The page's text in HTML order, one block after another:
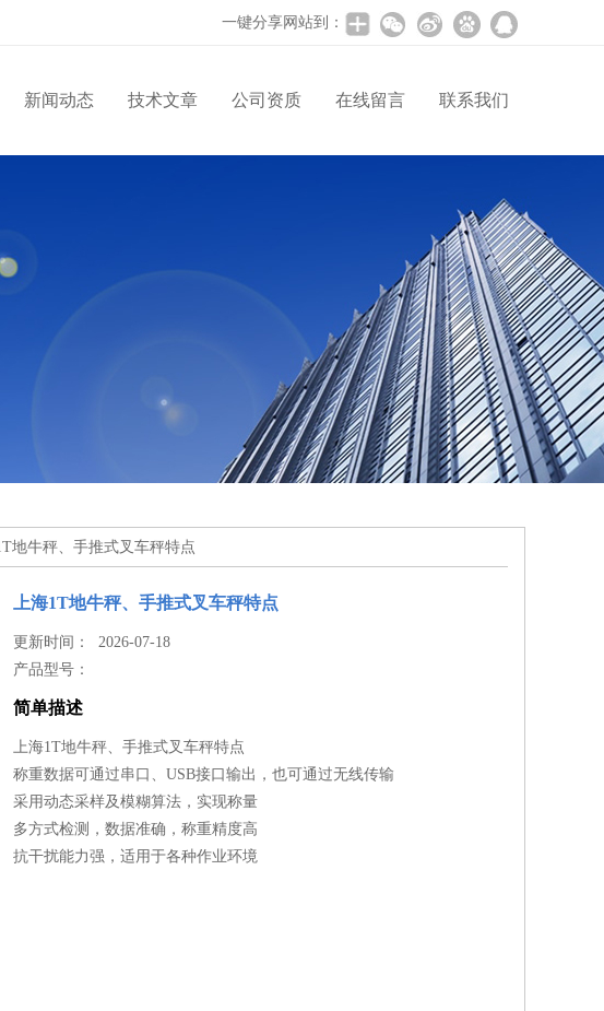
一键分享网站到：
新闻动态 技术文章 公司资质 在线留言 联系我们
地牛秤、手推式叉车秤特点
上海1T地牛秤、手推式叉车秤特点
更新时间： 2026-07-18
产品型号：
简单描述
上海1T地牛秤、手推式叉车秤特点
称重数据可通过串口、USB接口输出，也可通过无线传输
采用动态采样及模糊算法，实现称量
多方式检测，数据准确，称重精度高
抗干扰能力强，适用于各种作业环境